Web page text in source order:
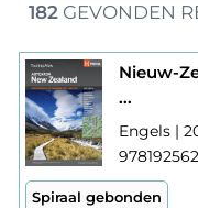
182GEVONDEN
Nieuw-
...
Engels |
Spiraal gebonden